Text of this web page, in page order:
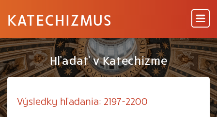
KATECHIZMUS
Hľadať v Katechizme
Výsledky hľadania: 2197-2200